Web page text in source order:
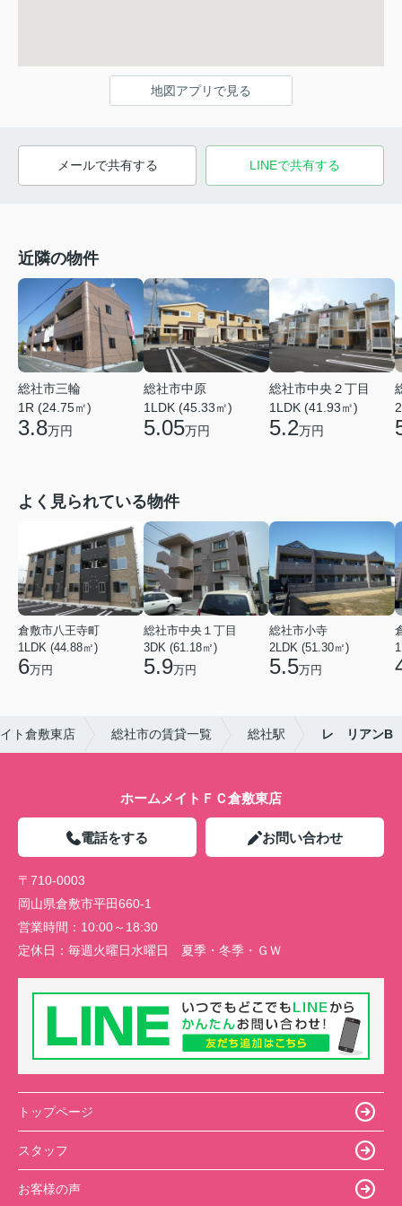
地図アプリで見る
メールで共有する LINEで共有する
近隣の物件
総社市三輪
1R (24.75㎡)
3.8万円
総社市中原
1LDK (45.33㎡)
5.05万円
総社市中央２丁目
1LDK (41.93㎡)
5.2万円
よく見られている物件
倉敷市八王寺町
1LDK (44.88㎡)
6万円
総社市中央１丁目
3DK (61.18㎡)
5.9万円
総社市小寺
2LDK (51.30㎡)
5.5万円
ト倉敷東店 総社市の賃貸一覧 総社駅 レ リアンB
ホームメイトＦＣ倉敷東店
電話をする お問い合わせ
〒710-0003
岡山県倉敷市平田660-1
営業時間： 10:00～18:30
定休日： 毎週火曜日水曜日 夏季・冬季・ＧＷ
トップページ
スタッフ
お客様の声